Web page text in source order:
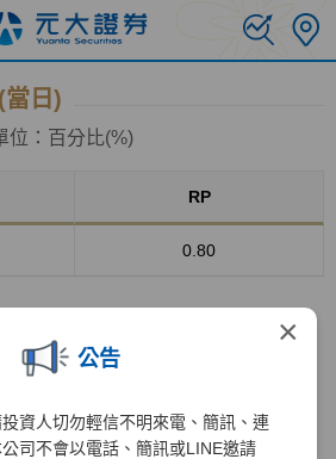
×
公告
資人切勿輕信不明來電、簡訊、連
司不會以電話、簡訊或LINE邀請
當日)
位：百分比(%)
RP
0.80